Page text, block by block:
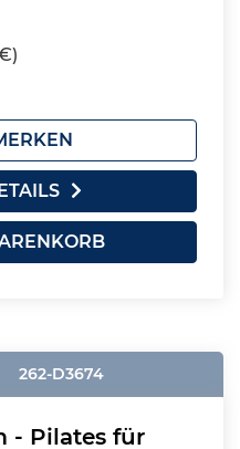
262-D3674
- Pilates für